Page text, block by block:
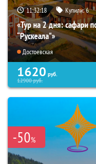
11:32:16 Купили:6
«Тур на 2 дня: сафари
“Рускеала"»
Достоевская
1620 руб.
12900руб.
-50%